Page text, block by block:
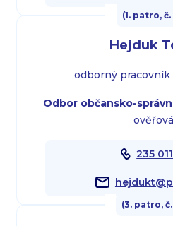
(1. patro,
Hejduk
odborný
Odbor občansko-
235
(3. patro,